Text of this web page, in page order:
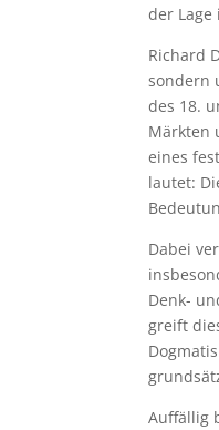
der
Richard
sondern
des 18.
Märkten
eines
lautet:
Dabei
Denk-
greift
Auffällig